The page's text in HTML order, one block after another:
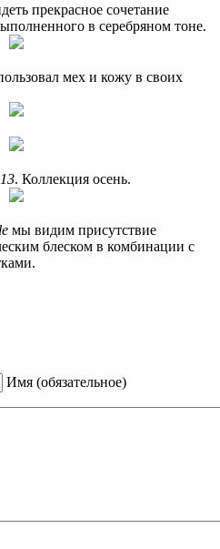
прекрасное сочетание
в серебряном тоне.
мех и кожу в своих
. Коллекция осень.
мы видим присутствие
блеском в комбинации с
Имя (обязательное)